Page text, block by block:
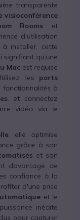
transparente
visioconférence
Rooms et
d’utilisation
à installer, cette
signifiant qu’une
Macest requise
les ports
fonctionnalités à
, et connectez
vidéo via le
, elle optimise
grâce à son
et son
davantage de
confiance à la
d'une prise
et le
inédite
pour capturer